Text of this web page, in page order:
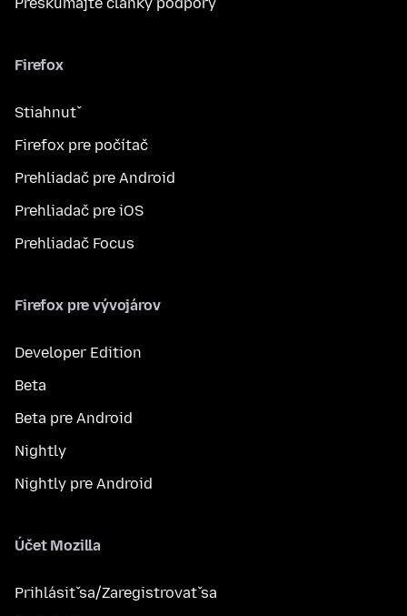
Firefox
Stiahnuť
Firefox pre počítač
Prehliadač pre Android
Prehliadač pre iOS
Prehliadač Focus
Firefox pre vývojárov
Developer Edition
Beta
Beta pre Android
Nightly
Nightly pre Android
Účet Mozilla
Prihlásiť sa/Zaregistrovať sa